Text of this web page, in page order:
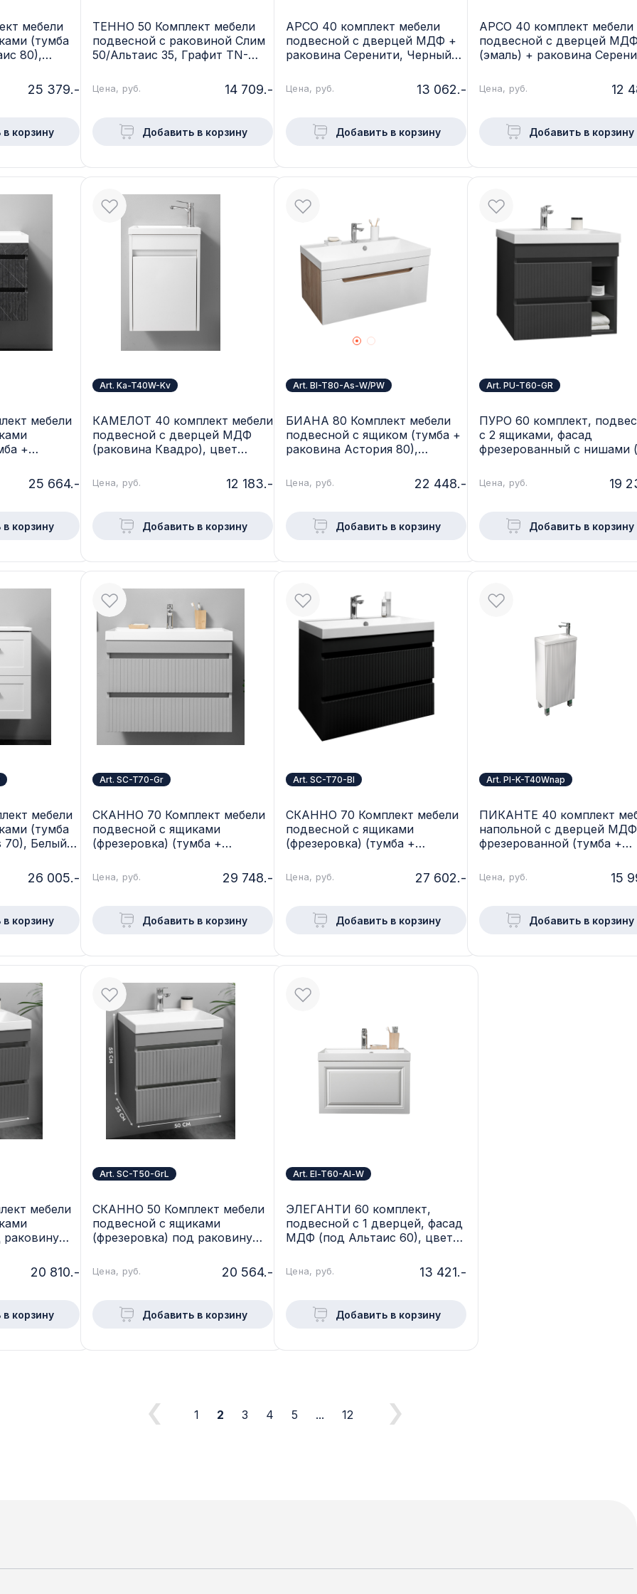
мебели
(тумба
80),
25 379.-
корзину
ТЕННО 50 Комплект мебели
подвесной с раковиной Слим
50/Альтаис 35, Графит TN-
Цена, руб. 14 709.-
Добавить в корзину
АРСО 40 комплект мебели
подвесной с дверцей МДФ +
раковина Серенити, Черный
Цена, руб. 13 062.-
Добавить в корзину
АРСО 40 комплект мебели
подвесной с дверцей
(эмаль) + раковина
Цена, руб. 12
Добавить в корзину
мебели
+
25 664.-
корзину
Art. Ka-T40W-Kv
КАМЕЛОТ 40 комплект мебели
подвесной с дверцей МДФ
(раковина Квадро), цвет
Цена, руб. 12 183.-
Добавить в корзину
Art. BI-T80-As-W/PW
БИАНА 80 Комплект мебели
подвесной c ящиком (тумба +
раковина Астория 80),
Цена, руб. 22 448.-
Добавить в корзину
Art. PU-T60-GR
ПУРО 60 комплект,
с 2 ящиками, фасад
фрезерованный с нишами
GR
Цена, руб. 19
Добавить в корзину
мебели
(тумба
70), Белый
26 005.-
корзину
Art. SC-T70-Gr
СКАННО 70 Комплект мебели
подвесной c ящиками
(фрезеровка) (тумба +
Цена, руб. 29 748.-
Добавить в корзину
Art. SC-T70-Bl
СКАННО 70 Комплект мебели
подвесной c ящиками
(фрезеровка) (тумба +
SC-T70-Bl
Цена, руб. 27 602.-
Добавить в корзину
Art. PI-K-T40Wnap
ПИКАНТЕ 40 комплект
напольной с дверцей МДФ
фрезерованной (тумба +
белый PI-K-T40Wnap
Цена, руб. 15
Добавить в корзину
мебели
раковину
20 810.-
корзину
Art. SC-T50-GrL
СКАННО 50 Комплект мебели
подвесной c ящиками
(фрезеровка) под раковину
Серый матовый SC-T50-GrL
Цена, руб. 20 564.-
Добавить в корзину
Art. El-T60-Al-W
ЭЛЕГАНТИ 60 комплект,
подвесной с 1 дверцей, фасад
МДФ (под Альтаис 60), цвет
Цена, руб. 13 421.-
Добавить в корзину
1 2 3 4 5 ... 12